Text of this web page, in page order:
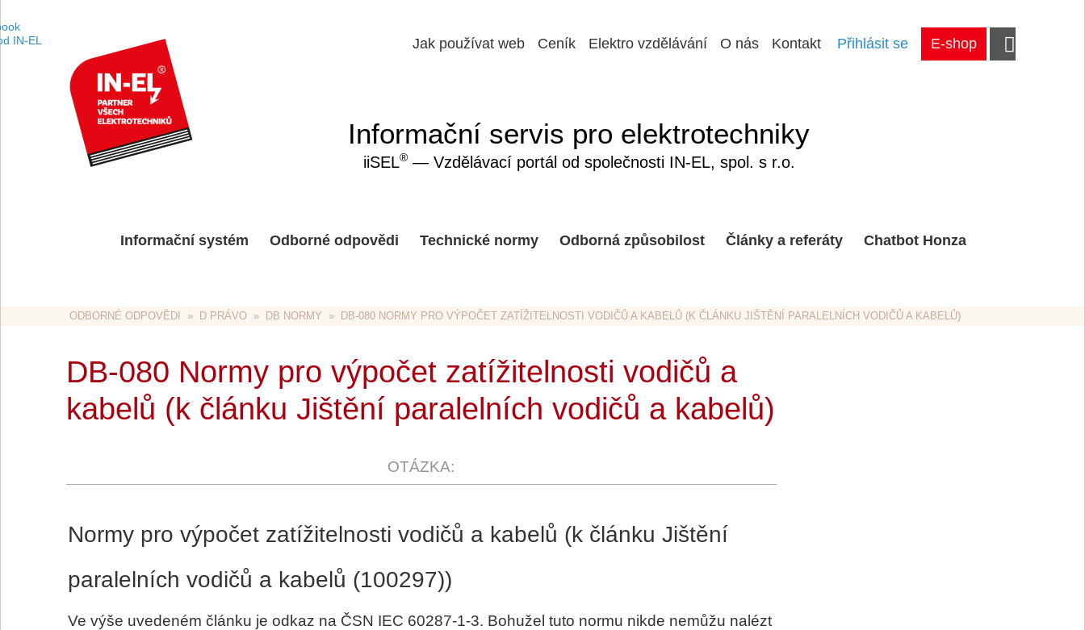
Přihlásit se E-shop
Jak používat web Ceník Elektro vzdělávání O nás Kontakt
Informační servis pro elektrotechniky
iiSEL®— Vzdělávací portál od společnosti IN-EL, spol. s r.o.
Informační systém Odborné odpovědi Technické normy Odborná způsobilost Články a referáty Chatbot Honza
ODBORNÉ ODPOVĚDI
  »
D PRÁVO
  »
DB NORMY
  »  DB-080 NORMY PRO VÝPOČET ZATÍŽITELNOSTI VODIČŮ A KABELŮ (K ČLÁNKU JIŠTĚNÍ PARALELNÍCH VODIČŮ A KABELŮ)
DB-080 Normy pro výpočet zatížitelnosti vodičů a
kabelů (k článku Jištění paralelních vodičů a kabelů)
Normy pro výpočet zatížitelnosti vodičů a kabelů (k článku Jištění
paralelních vodičů a kabelů (100297))
Ve výše uvedeném článku je odkaz na ČSN IEC 60287-1-3. Bohužel tuto normu nikde nemůžu nalézt